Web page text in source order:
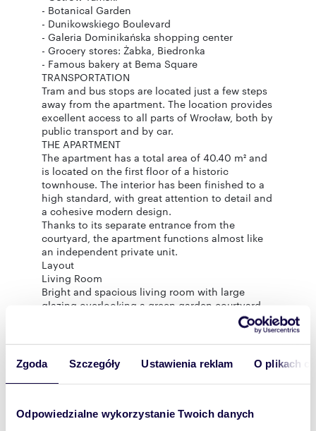
Zgoda Szczegóły Ustawienia reklam O plikach
Odpowiedzialne wykorzystanie Twoich danych
- Botanical Garden
- Dunikowskiego Boulevard
- Galeria Dominikańska shopping center
- Grocery stores: Żabka, Biedronka
- Famous bakery at Bema Square
TRANSPORTATION
Tram and bus stops are located just a few steps
away from the apartment. The location provides
excellent access to all parts of Wrocław, both by
public transport and by car.
THE APARTMENT
The apartment has a total area of 40.40 m² and
is located on the first floor of a historic
townhouse. The interior has been finished to a
high standard, with great attention to detail and
a cohesive modern design.
Thanks to its separate entrance from the
courtyard, the apartment functions almost like
an independent private unit.
Layout
Living Room
Bright and spacious living room with large
glazing overlooking a green garden courtyard.
The space is filled with natural light and offers a
very comfortable atmosphere for everyday
living. The glass panels can be fully covered for
complete privacy.
The living room can serve both as a relaxing
lounge area and a comfortable workspace.
Although compact, the kitchenette has been